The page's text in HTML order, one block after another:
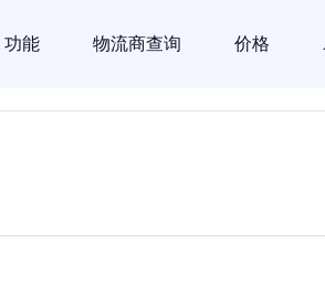
功能 物流商查询 价格